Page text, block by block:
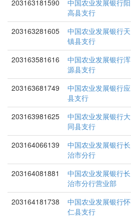
203163181590
中国农业发展银行阳
高县支行
203163281605
中国农业发展银行天
镇县支行
203163581616
中国农业发展银行浑
源县支行
203163681749
中国农业发展银行应
县支行
203163981625
中国农业发展银行大
同县支行
203164066139
中国农业发展银行长
治市分行
203164081881
中国农业发展银行长
治市分行营业部
203164181738
中国农业发展银行怀
仁县支行